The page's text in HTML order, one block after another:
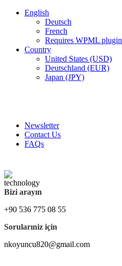
English
Deutsch
French
Requires WPML plugin
Country
United States (USD)
Deutschland (EUR)
Japan (JPY)
Newsletter
Contact Us
FAQs
Bizi arayın
+90 536 775 08 55
Sorularıniz için
nkoyuncu820@gmail.com